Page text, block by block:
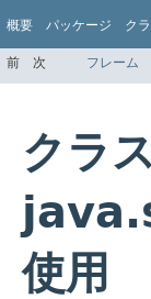
概要 パッケージ ク
前 次 フレーム
クラス
使用